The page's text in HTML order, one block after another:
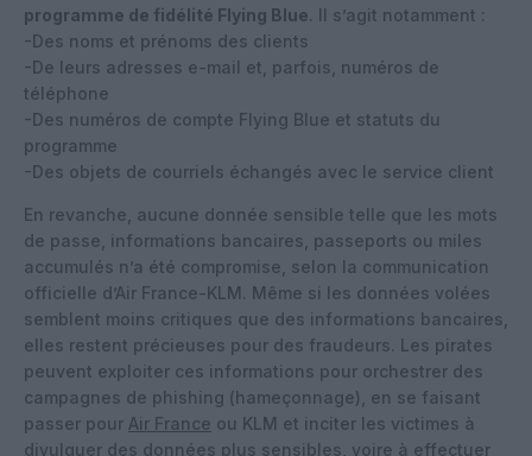
programme de fidélité Flying Blue. Il s’agit notamment :
-Des noms et prénoms des clients
-De leurs adresses e-mail et, parfois, numéros de
téléphone
-Des numéros de compte Flying Blue et statuts du
programme
-Des objets de courriels échangés avec le service client
En revanche, aucune donnée sensible telle que les mots
de passe, informations bancaires, passeports ou miles
accumulés n’a été compromise, selon la communication
officielle d’Air France-KLM. Même si les données volées
semblent moins critiques que des informations bancaires,
elles restent précieuses pour des fraudeurs. Les pirates
peuvent exploiter ces informations pour orchestrer des
campagnes de phishing (hameçonnage), en se faisant
passer pour Air France ou KLM et inciter les victimes à
divulguer des données plus sensibles, voire à effectuer